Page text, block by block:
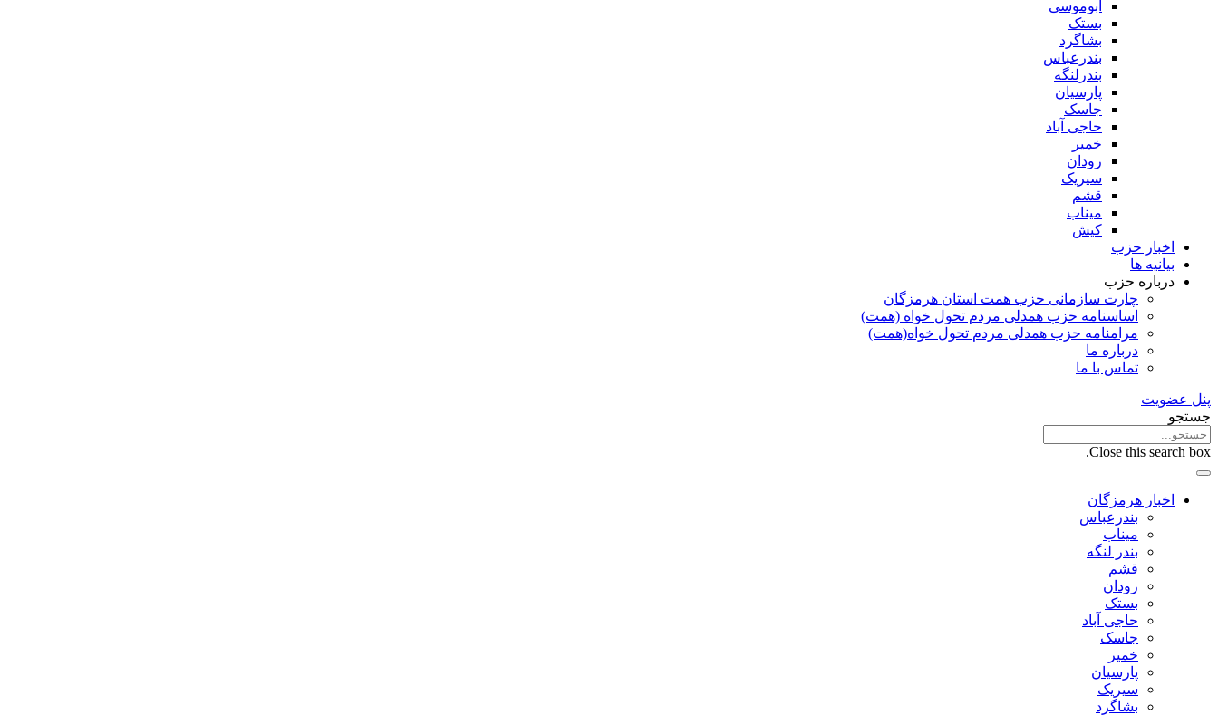
ابوموسی
بستک
بشاگرد
بندرعباس
بندرلنگه
پارسیان
جاسک
حاجی آباد
خمیر
رودان
سیریک
قشم
میناب
کیش
اخبار حزب
بیانیه ها
درباره حزب
چارت سازمانی حزب همت استان هرمزگان
اساسنامه حزب همدلی مردم تحول خواه (همت)
مرامنامه حزب همدلی مردم تحول خواه(همت)
درباره ما
تماس با ما
پنل عضویت
جستجو
Close this search box.
اخبار هرمزگان
بندرعباس
میناب
بندر لنگه
قشم
رودان
بستک
حاجی آباد
جاسک
خمیر
پارسیان
سیریک
بشاگرد